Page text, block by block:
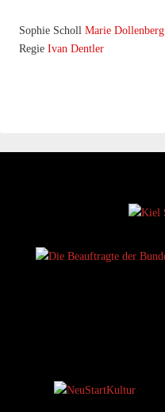
Sophie Scholl Marie Dollenberg
Regie Ivan Dentler